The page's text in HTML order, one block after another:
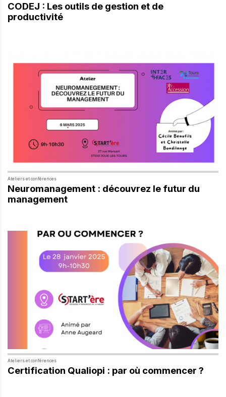
CODEJ : Les outils de gestion et de
productivité
Ateliers et conférences
Neuromanagement : découvrez le futur du
management
Ateliers et conférences
Certification Qualiopi : par où commencer ?